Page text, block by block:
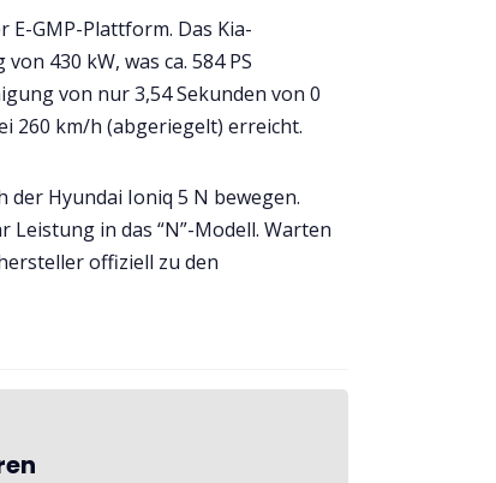
E-GMP-Plattform. Das Kia-
430 kW, was ca. 584 PS
von nur 3,54 Sekunden von 0
260 km/h (abgeriegelt) erreicht.
der Hyundai Ioniq 5 N bewegen.
in das “N”-Modell. Warten
offiziell zu den